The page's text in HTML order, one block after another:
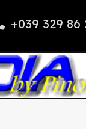
+039 329 86